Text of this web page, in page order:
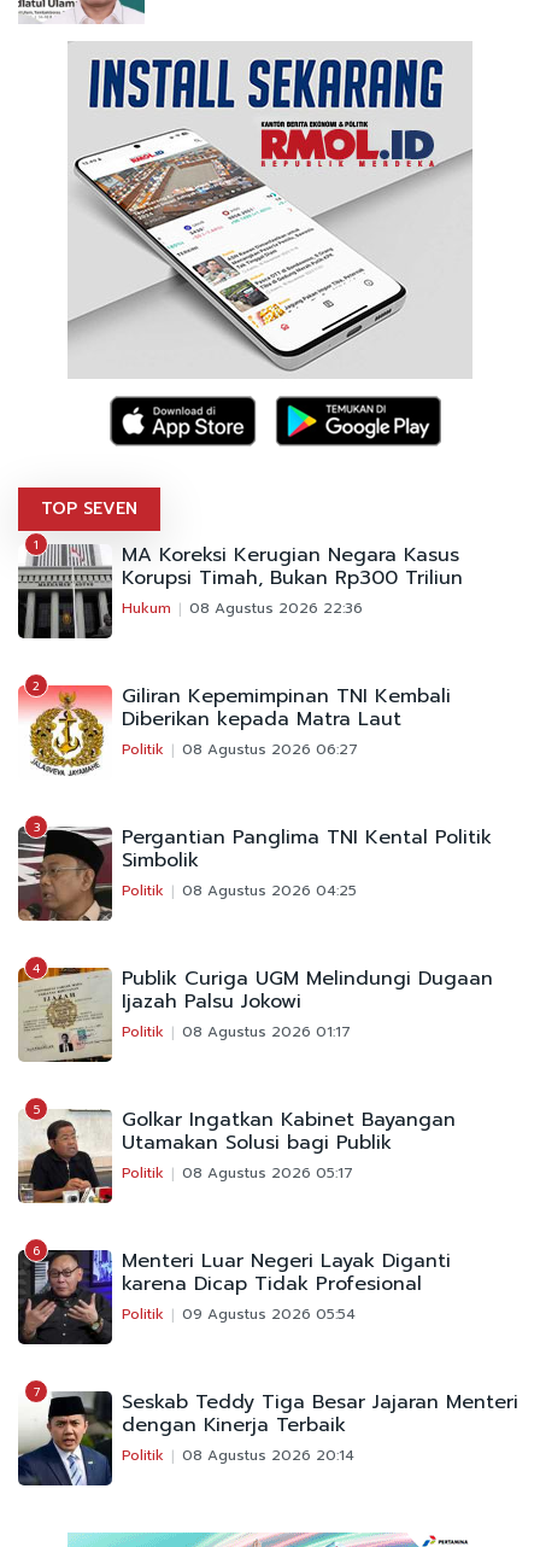
TOP SEVEN
1 MA Koreksi Kerugian Negara Kasus
Korupsi Timah, Bukan Rp300 Triliun
Hukum 08 Agustus 2026 22:36
2 Giliran Kepemimpinan TNI Kembali
Diberikan kepada Matra Laut
Politik 08 Agustus 2026 06:27
3 Pergantian Panglima TNI Kental Politik
Simbolik
Politik 08 Agustus 2026 04:25
4 Publik Curiga UGM Melindungi Dugaan
Ijazah Palsu Jokowi
Politik 08 Agustus 2026 01:17
5 Golkar Ingatkan Kabinet Bayangan
Utamakan Solusi bagi Publik
Politik 08 Agustus 2026 05:17
6 Menteri Luar Negeri Layak Diganti
karena Dicap Tidak Profesional
Politik 09 Agustus 2026 05:54
7 Seskab Teddy Tiga Besar Jajaran Menteri
dengan Kinerja Terbaik
Politik 08 Agustus 2026 20:14